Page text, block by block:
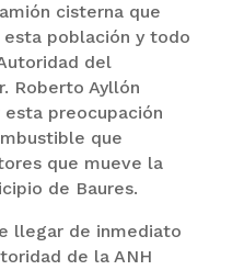
cisterna que
población y todo
del
Roberto Ayllón
preocupación
que
que mueve la
de Baures.
llegar de inmediato
de la ANH